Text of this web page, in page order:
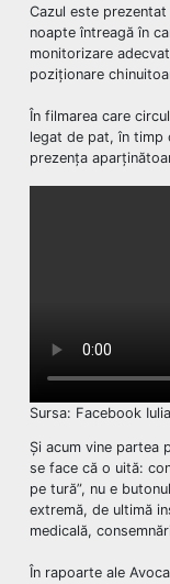
Cazul este prezentat
noapte întreagă în
monitorizare
poziționare
În filmarea care
legat de pat, în timp
prezența
Sursa: Facebook
Și acum vine partea
se face că o uită:
pe tură”, nu e
extremă, de ultimă
medicală,
În rapoarte ale